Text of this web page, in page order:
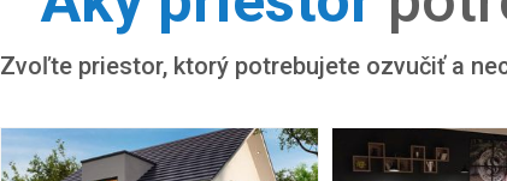
Zvoľte priestor, ktorý potrebujete ozvučiť a